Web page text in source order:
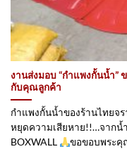
งานส่งมอบ “กำแพงกั้นน้ำ”
กับคุณลูกค้า
กำแพงกั้นน้ำของร้านไทยจ
หยุดความเสียหาย!!…จากน้
BOXWALL
ขอขอบพระคุ